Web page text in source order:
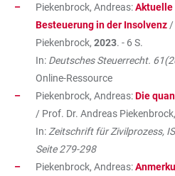
Piekenbrock, Andreas:Aktuelle
Besteuerung in der Insolvenz /
Piekenbrock, 2023. - 6 S.
In: Deutsches Steuerrecht.
Online-Ressource
Piekenbrock, Andreas:Die
/ Prof. Dr. Andreas
In: Zeitschrift für Zivilprozess,
Seite 279-298
Piekenbrock, Andreas: